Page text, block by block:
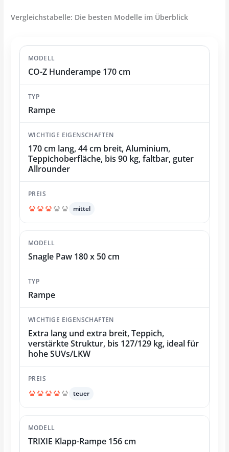
Vergleichstabelle: Die besten Modelle im Überblick
CO-Z Hunderampe 170 cm
Rampe
170 cm lang, 44 cm breit, Aluminium,
Teppichoberfläche, bis 90 kg, faltbar, guter
Allrounder
mittel
Snagle Paw 180 x 50 cm
Rampe
Extra lang und extra breit, Teppich,
verstärkte Struktur, bis 127/129 kg, ideal für
hohe SUVs/LKW
teuer
TRIXIE Klapp-Rampe 156 cm